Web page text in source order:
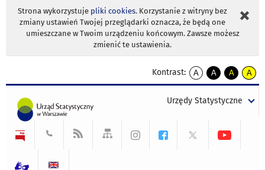
Strona wykorzystuje pliki cookies. Korzystanie z witryny bez
zmiany ustawień Twojej przeglądarki oznacza, że będą one
umieszczane w Twoim urządzeniu końcowym. Zawsze możesz
zmienić te ustawienia.
Kontrast:
A
kontrast
A
kontrast
tekst
czarnym
A
kontrast
tekst
czarnym
A
tekst
żółtym
Urzędy Statystyczne